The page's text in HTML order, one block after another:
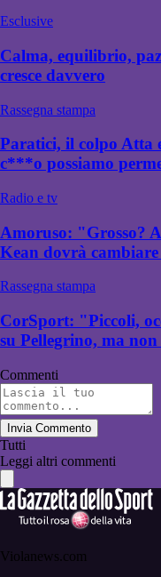
Esclusive
Calma, equilibrio,
cresce davvero
Rassegna stampa
Paratici, il colpo Atta
c***o possiamo
Radio e tv
Amoruso: "Grosso?
Kean dovrà
Rassegna stampa
CorSport: "Piccoli,
su Pellegrino, ma
Commenti
Invia Commento
Tutti
Leggi altri commenti
Violanews.com